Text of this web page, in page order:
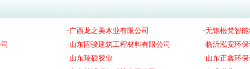
·广西龙之美木业有限公司 ·无锡松梵智
·山东固骏建筑工程材料有限公司 ·临沂泓安环
·山东瑞硕胶业 ·山东正鑫环